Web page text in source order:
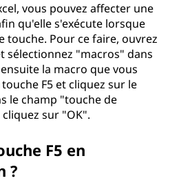
vous pouvez affecter une
qu'elle s'exécute lorsque
touche. Pour ce faire, ouvrez
sélectionnez "macros" dans
la macro que vous
F5 et cliquez sur le
le champ "touche de
sur "OK".
F5 en
?